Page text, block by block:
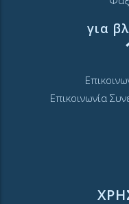
για
Επικοινωνία